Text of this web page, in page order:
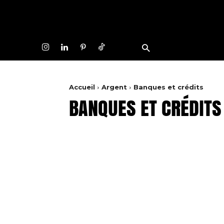
Accueil Argent Banques et crédits
BANQUES ET CRÉDITS